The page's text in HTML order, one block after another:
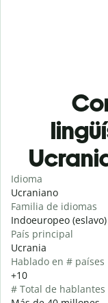
Idioma
Ucraniano
Familia de idiomas
Indoeuropeo (eslavo)
País principal
Ucrania
Hablado en # países
+10
# Total de hablantes